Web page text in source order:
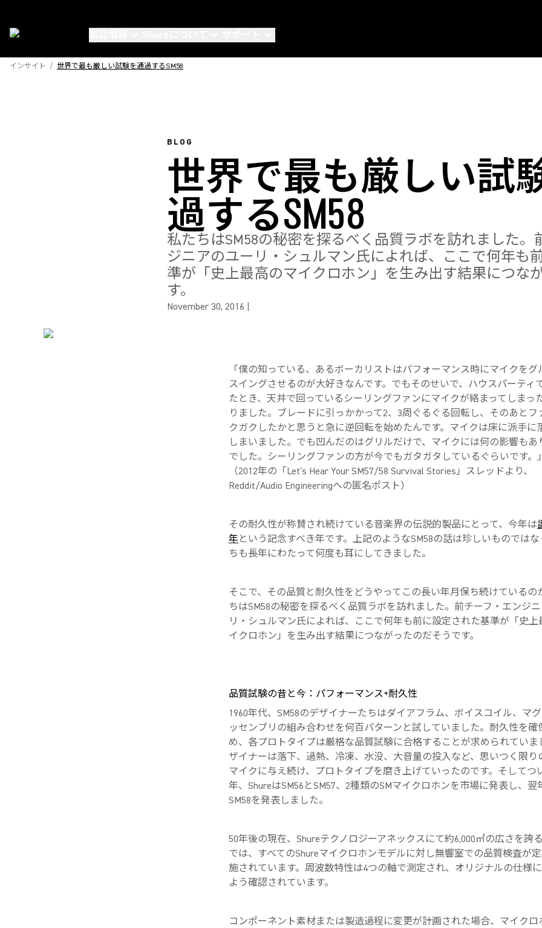
インサイト / 世界で最も厳しい試験を通過するSM58
BLOG
世界で最も厳しい試
過するSM58
私たちはSM58の秘密を探るべく品質ラボを訪れました。
ジニアのユーリ・シュルマン氏によれば、ここで何年も
準が「史上最高のマイクロホン」を生み出す結果につな
す。
November 30, 2016
「僕の知っている、あるボーカリストはパフォーマンス時にマイクをグ
スイングさせるのが大好きなんです。でもそのせいで、ハウスパーティ
たとき、天井で回っているシーリングファンにマイクが絡まってしまっ
りました。ブレードに引っかかって2、3周ぐるぐる回転し、そのあとフ
クガクしたかと思うと急に逆回転を始めたんです。マイクは床に派手に
しまいました。でも凹んだのはグリルだけで、マイクには何の影響もあ
でした。シーリングファンの方が今でもガタガタしているぐらいです。」
（2012年の「Let's Hear Your SM57/58 Survival Stories」スレッドより、
Reddit/Audio Engineeringへの匿名ポスト）
その耐久性が称賛され続けている音楽界の伝説的製品にとって、今年は
年 という記念すべき年です。上記のようなSM58の話は珍しいものでは
ちも長年にわたって何度も耳にしてきました。
そこで、その品質と耐久性をどうやってこの長い年月保ち続けているの
ちはSM58の秘密を探るべく品質ラボを訪れました。前チーフ・エンジ
リ・シュルマン氏によれば、ここで何年も前に設定された基準が「史上
イクロホン」を生み出す結果につながったのだそうです。
品質試験の昔と今：パフォーマンス+耐久性
1960年代、SM58のデザイナーたちはダイアフラム、ボイスコイル、マ
ッセンブリの組み合わせを何百パターンと試していました。耐久性を確
め、各プロトタイプは厳格な品質試験に合格することが求められていま
ザイナーは落下、過熱、冷凍、水没、大音量の投入など、思いつく限り
マイクに与え続け、プロトタイプを磨き上げていったのです。そしてつ
年、ShureはSM56とSM57、2種類のSMマイクロホンを市場に発表し、翌
SM58を発表しました。
50年後の現在、Shureテクノロジーアネックスにて約6,000㎡の広さを誇
では、すべてのShureマイクロホンモデルに対し無響室での品質検査が
施されています。周波数特性は4つの軸で測定され、オリジナルの仕様
よう確認されています。
コンポーネント素材または製造過程に変更が計画された場合、マイクロ